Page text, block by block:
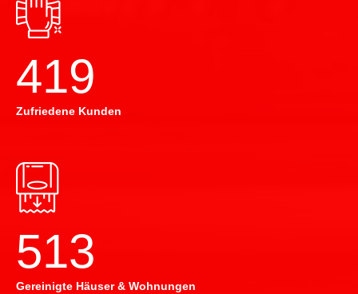
420
Zufriedene Kunden
514
Gereinigte Häuser & Wohnungen